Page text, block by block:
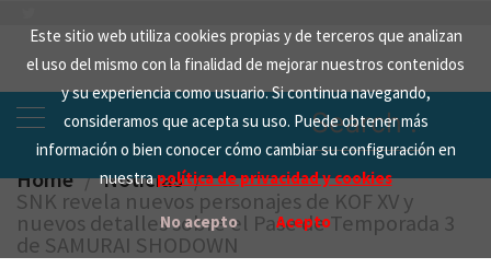
Este sitio web utiliza cookies propias y de terceros que analizan
el uso del mismo con la finalidad de mejorar nuestros contenidos
y su experiencia como usuario. Si continua navegando,
consideramos que acepta su uso. Puede obtener más
información o bien conocer cómo cambiar su configuración en
nuestrapolítica de privacidad y cookies
No acepto Acepto
content
Search
for:
Home Noticias
SNK revela nuevos personajes de KOF XV y
nuevos detalles sobre el Pase de Temporada 3
de SAMURAI SHODOWN